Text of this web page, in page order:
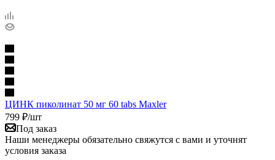
ЦИНК пиколинат 50 мг 60 tabs Maxler
799 ₽/шт
Под заказ
Наши менеджеры обязательно свяжутся с вами и уточнят
условия заказа